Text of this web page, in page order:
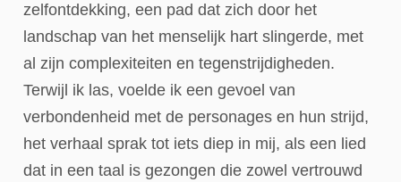
zelfontdekking, een pad dat zich door het
landschap van het menselijk hart slingerde, met
al zijn complexiteiten en tegenstrijdigheden.
Terwijl ik las, voelde ik een gevoel van
verbondenheid met de personages en hun strijd,
het verhaal sprak tot iets diep in mij, als een lied
dat in een taal is gezongen die zowel vertrouwd